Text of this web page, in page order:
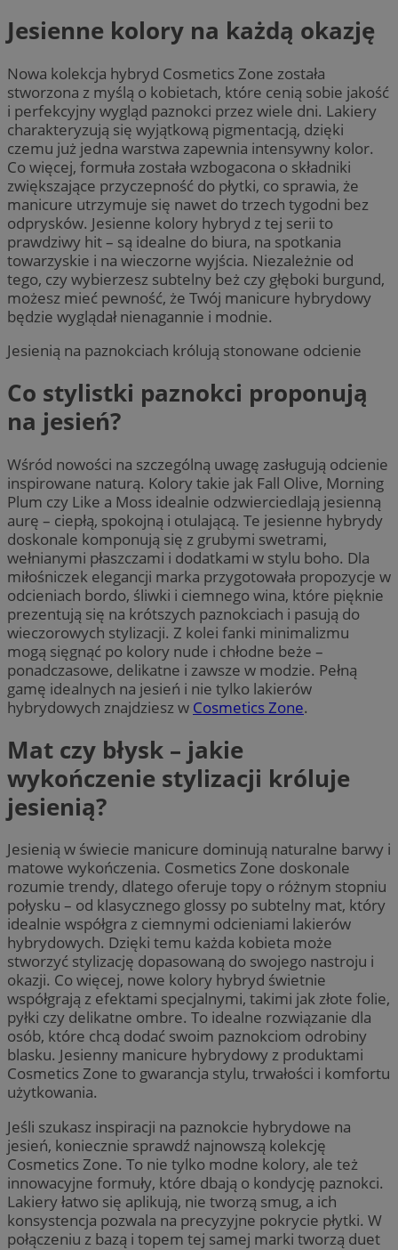
Jesienne kolory na każdą okazję
Nowa kolekcja hybryd Cosmetics Zone została
stworzona z myślą o kobietach, które cenią sobie jakość
i perfekcyjny wygląd paznokci przez wiele dni. Lakiery
charakteryzują się wyjątkową pigmentacją, dzięki
czemu już jedna warstwa zapewnia intensywny kolor.
Co więcej, formuła została wzbogacona o składniki
zwiększające przyczepność do płytki, co sprawia, że
manicure utrzymuje się nawet do trzech tygodni bez
odprysków. Jesienne kolory hybryd z tej serii to
prawdziwy hit – są idealne do biura, na spotkania
towarzyskie i na wieczorne wyjścia. Niezależnie od
tego, czy wybierzesz subtelny beż czy głęboki burgund,
możesz mieć pewność, że Twój manicure hybrydowy
będzie wyglądał nienagannie i modnie.
Jesienią na paznokciach królują stonowane odcienie
Co stylistki paznokci proponują
na jesień?
Wśród nowości na szczególną uwagę zasługują odcienie
inspirowane naturą. Kolory takie jak Fall Olive, Morning
Plum czy Like a Moss idealnie odzwierciedlają jesienną
aurę – ciepłą, spokojną i otulającą. Te jesienne hybrydy
doskonale komponują się z grubymi swetrami,
wełnianymi płaszczami i dodatkami w stylu boho. Dla
miłośniczek elegancji marka przygotowała propozycje w
odcieniach bordo, śliwki i ciemnego wina, które pięknie
prezentują się na krótszych paznokciach i pasują do
wieczorowych stylizacji. Z kolei fanki minimalizmu
mogą sięgnąć po kolory nude i chłodne beże –
ponadczasowe, delikatne i zawsze w modzie. Pełną
gamę idealnych na jesień i nie tylko lakierów
hybrydowych znajdziesz w Cosmetics Zone.
Mat czy błysk – jakie
wykończenie stylizacji króluje
jesienią?
Jesienią w świecie manicure dominują naturalne barwy i
matowe wykończenia. Cosmetics Zone doskonale
rozumie trendy, dlatego oferuje topy o różnym stopniu
połysku – od klasycznego glossy po subtelny mat, który
idealnie współgra z ciemnymi odcieniami lakierów
hybrydowych. Dzięki temu każda kobieta może
stworzyć stylizację dopasowaną do swojego nastroju i
okazji. Co więcej, nowe kolory hybryd świetnie
współgrają z efektami specjalnymi, takimi jak złote folie,
pyłki czy delikatne ombre. To idealne rozwiązanie dla
osób, które chcą dodać swoim paznokciom odrobiny
blasku. Jesienny manicure hybrydowy z produktami
Cosmetics Zone to gwarancja stylu, trwałości i komfortu
użytkowania.
Jeśli szukasz inspiracji na paznokcie hybrydowe na
jesień, koniecznie sprawdź najnowszą kolekcję
Cosmetics Zone. To nie tylko modne kolory, ale też
innowacyjne formuły, które dbają o kondycję paznokci.
Lakiery łatwo się aplikują, nie tworzą smug, a ich
konsystencja pozwala na precyzyjne pokrycie płytki. W
połączeniu z bazą i topem tej samej marki tworzą duet